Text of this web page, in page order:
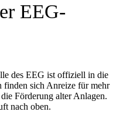
EEG-
des EEG ist offiziell in die
finden sich Anreize für mehr
Förderung alter Anlagen.
nach oben.